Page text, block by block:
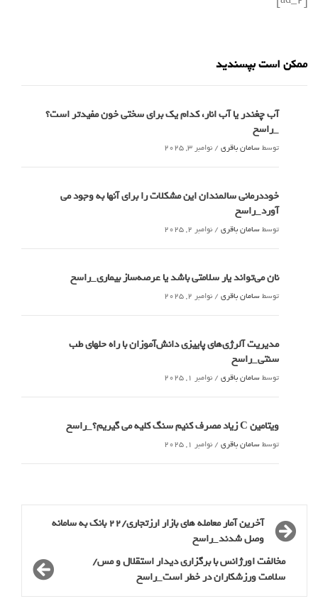
ممکن است بپسندید
آب چغندر یا آب انار، کدام‌ یک برای سختی خون مفیدتر است؟
_راسخ
توسطسامان باقری / نوامبر 3, 2025
خوددرمانی سالمندان این مشکلات را برای آنها به وجود می
آورد_راسخ
توسطسامان باقری / نوامبر 2, 2025
نان می‌تواند یار سلامتی باشد یا عرصه‌ساز بیماری_راسخ
توسطسامان باقری / نوامبر 2, 2025
مدیریت آلرژی‌های پاییزی دانش‌آموزان با راه حلهای طب
سنتی_راسخ
توسطسامان باقری / نوامبر 1, 2025
ویتامین C زیاد مصرف کنیم سنگ کلیه می گیریم؟_راسخ
توسطسامان باقری / نوامبر 1, 2025
آخرین آمار معامله های بازار ارزتجاری/22 بانک به سامانه
وصل شدند_راسخ
مخالفت اورژانس با برگزاری دیدار استقلال و مس/
سلامت ورزشکاران در خطر است_راسخ